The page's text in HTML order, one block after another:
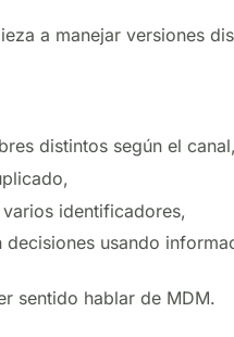
a manejar versiones
distintos según el canal,
identificadores,
decisiones usando
sentido hablar de MDM.